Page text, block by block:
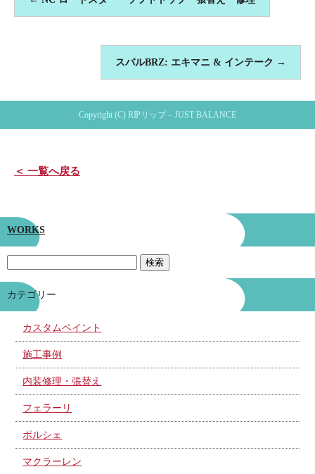
スバルBRZ: エキマニ & インテーク →
Copyright (C) RIPリップ – JUST BALANCE
＜ 一覧へ戻る
WORKS
カテゴリー
カスタムペイント
施工事例
内装修理・張替え
フェラーリ
ポルシェ
マクラーレン